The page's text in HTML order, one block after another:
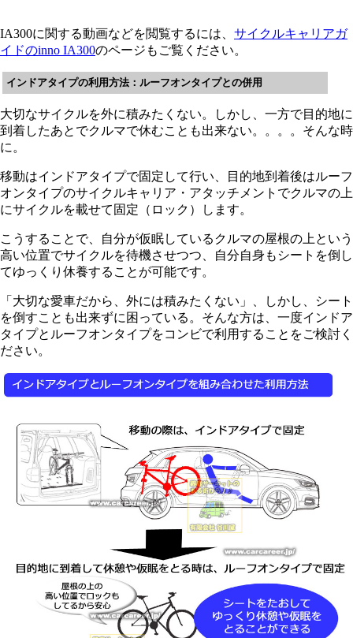
IA300に関する動画などを閲覧するには、 サイクルキャリアガ
イドのinno IA300のページもご覧ください。
インドアタイプの利用方法：ルーフオンタイプとの併用
大切なサイクルを外に積みたくない。しかし、一方で目的地に
到着したあとでクルマで休むことも出来ない。。。。そんな時
に。
移動はインドアタイプで固定して行い、目的地到着後はルーフ
オンタイプのサイクルキャリア・アタッチメントでクルマの上
にサイクルを載せて固定（ロック）します。
こうすることで、自分が仮眠しているクルマの屋根の上という
高い位置でサイクルを待機させつつ、自分自身もシートを倒し
てゆっくり休養することが可能です。
「大切な愛車だから、外には積みたくない」、しかし、シート
を倒すことも出来ずに困っている。そんな方は、一度インドア
タイプとルーフオンタイプをコンビで利用することをご検討く
ださい。